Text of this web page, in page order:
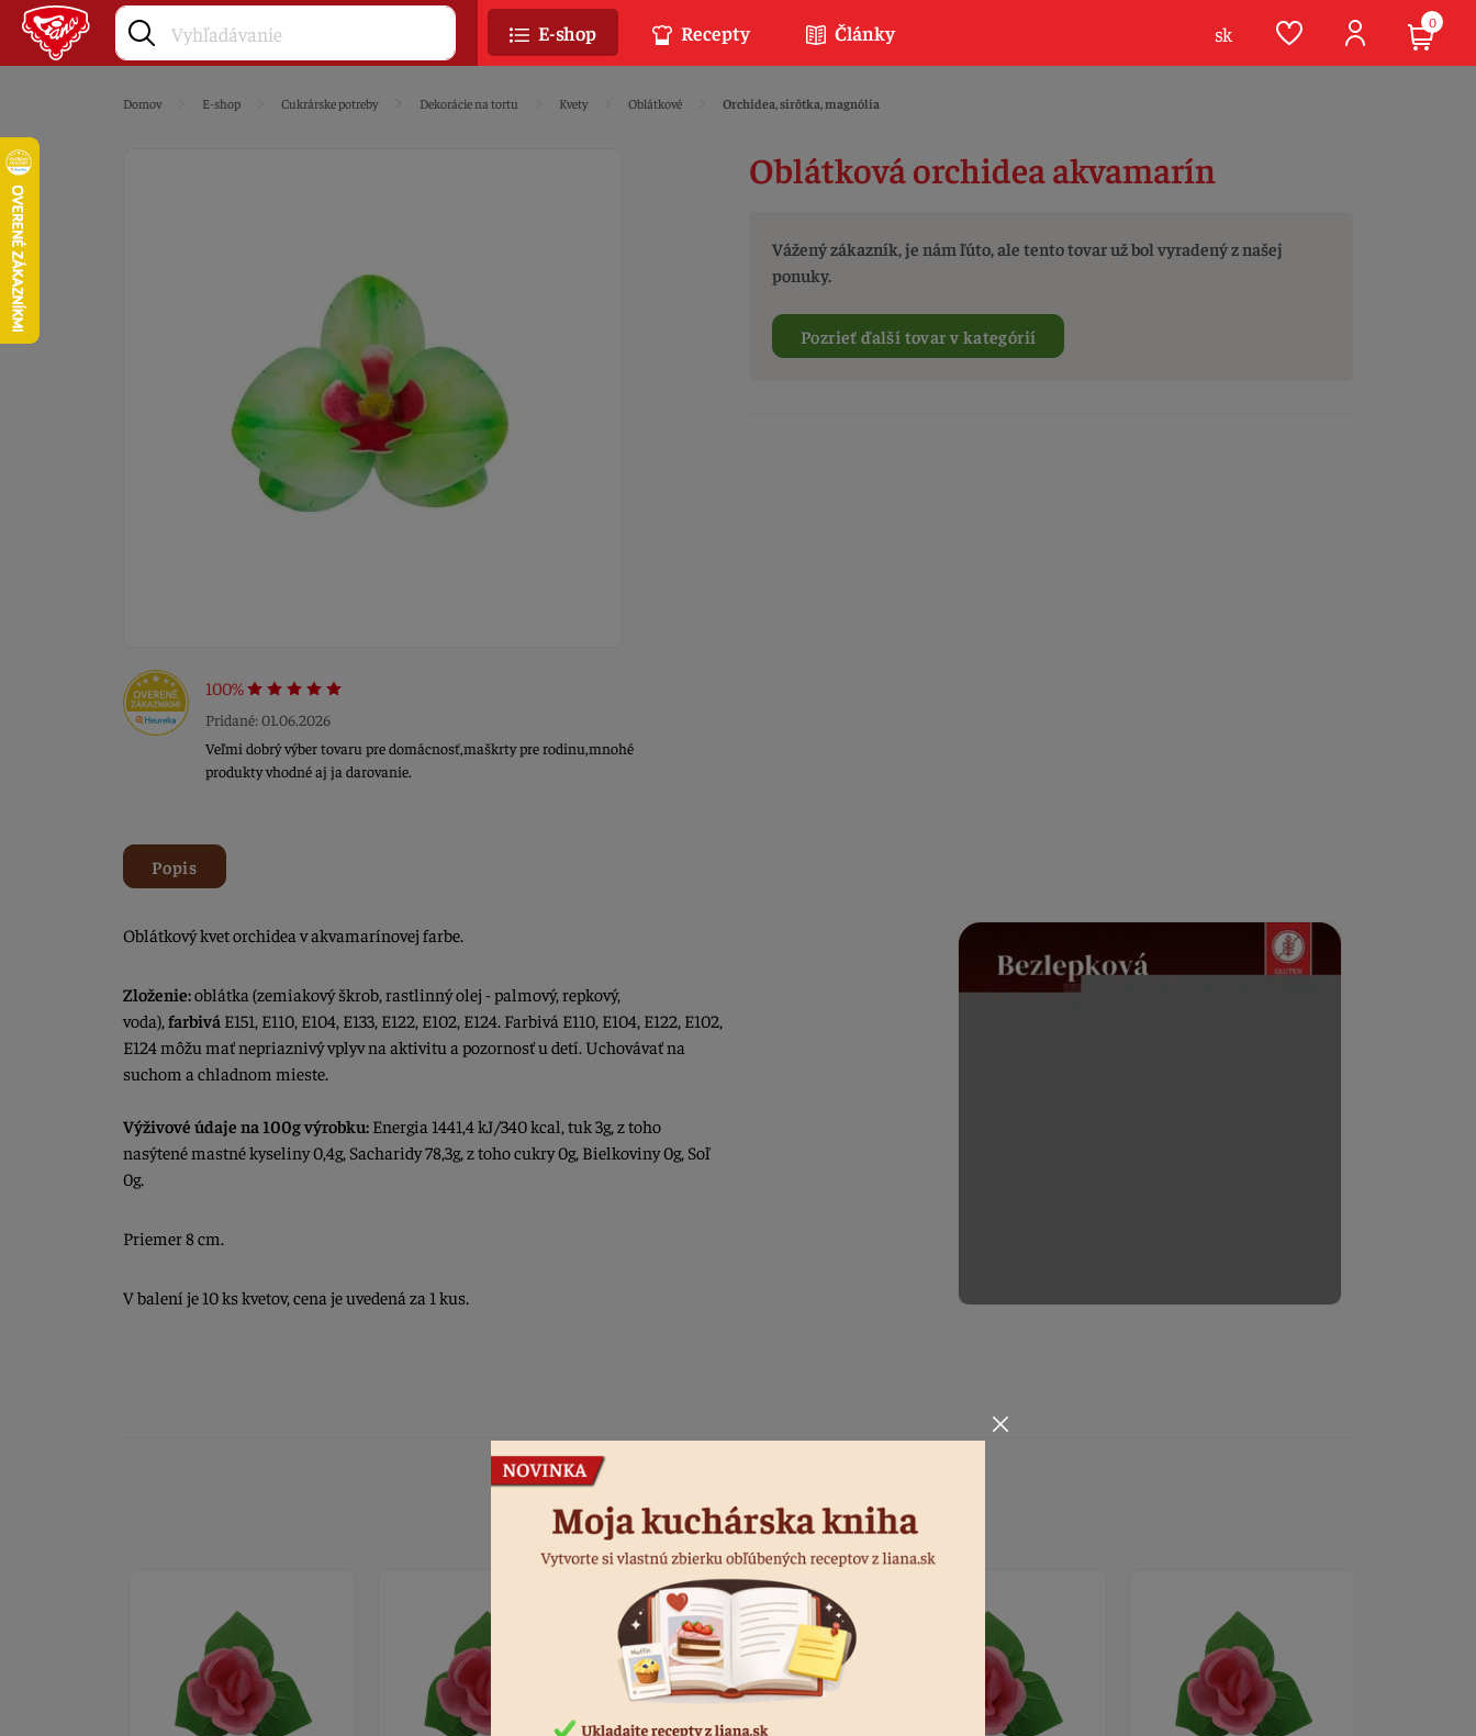
Domov E-shop Cukrárske potreby Dekorácie na tortu Kvety Oblátkové Orchidea, sirôtka, magnólia
100%
Pridané: 01.06.2026
Veľmi dobrý výber tovaru pre domácnosť,maškrty pre rodinu,mnohé
produkty vhodné aj ja darovanie.
Oblátková orchidea akvamarín
Vážený zákazník, je nám ľúto, ale tento tovar už bol vyradený z našej
ponuky.
Pozrieť ďalší tovar v kategórií
Popis
Oblátkový kvet orchidea v akvamarínovej farbe.
Zloženie:oblátka (zemiakový škrob, rastlinný olej - palmový, repkový,
voda), farbivá E151, E110, E104, E133, E122, E102, E124. Farbivá E110, E104, E122, E102,
E124 môžu mať nepriaznivý vplyv na aktivitu a pozornosť u detí. Uchovávať na
suchom a chladnom mieste.
Výživové údaje na 100g výrobku: Energia 1441,4 kJ/340 kcal, tuk 3g, z toho
nasýtené mastné kyseliny 0,4g, Sacharidy 78,3g, z toho cukry 0g, Bielkoviny 0g, Soľ
0g.
Priemer 8 cm.
V balení je 10 ks kvetov, cena je uvedená za 1 kus.
E-shop Recepty Články sk 0